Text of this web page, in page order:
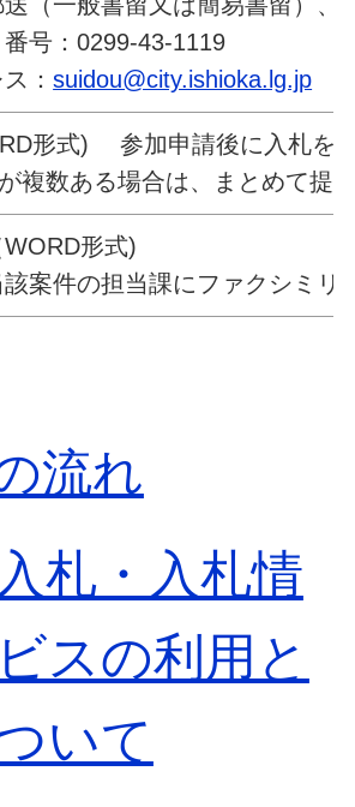
号：0299-43-1119
ス：suidou@city.ishioka.lg.jp
形式) 参加申請後に入札を
複数ある場合は、まとめて提
WORD形式)
案件の担当課にファクシミ
流れ
札・入札情
スの利用と
いて